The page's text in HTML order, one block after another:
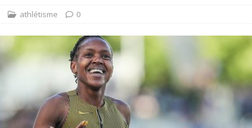
athlétisme 0